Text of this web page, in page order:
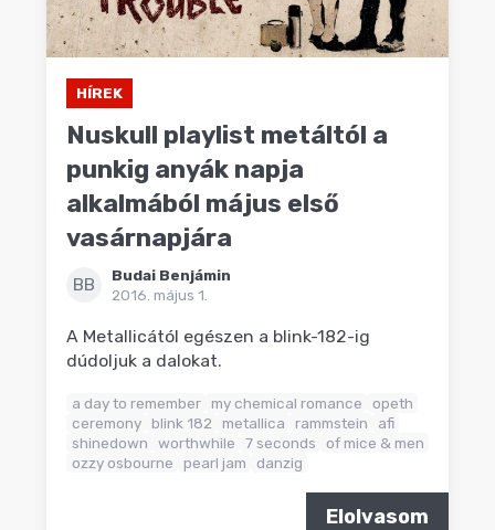
HÍREK
Nuskull playlist metáltól a
punkig anyák napja
alkalmából május első
vasárnapjára
BB
Budai Benjámin
2016. május 1.
A Metallicától egészen a blink-182-ig
dúdoljuk a dalokat.
a day to remember my chemical romance
opeth
ceremony blink 182 metallica rammstein
afi
shinedown
worthwhile 7 seconds
of mice & men
ozzy osbourne
pearl jam danzig
Elolvasom